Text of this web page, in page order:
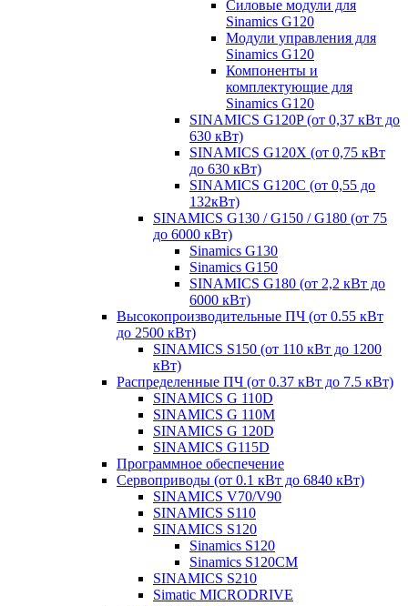
Силовые модули для
Sinamics G120
Модули управления для
Sinamics G120
Компоненты и
комплектующие для
Sinamics G120
SINAMICS G120P (от 0,37 кВт до
630 кВт)
SINAMICS G120X (от 0,75 кВт
до 630 кВт)
SINAMICS G120C (от 0,55 до
132кВт)
SINAMICS G130 / G150 / G180 (от 75
до 6000 кВт)
Sinamics G130
Sinamics G150
SINAMICS G180 (от 2,2 кВт до
6000 кВт)
Высокопроизводительные ПЧ (от 0.55 кВт
до 2500 кВт)
SINAMICS S150 (от 110 кВт до 1200
кВт)
Распределенные ПЧ (от 0.37 кВт до 7.5 кВт)
SINAMICS G 110D
SINAMICS G 110M
SINAMICS G 120D
SINAMICS G115D
Программное обеспечение
Сервоприводы (от 0.1 кВт до 6840 кВт)
SINAMICS V70/V90
SINAMICS S110
SINAMICS S120
Sinamics S120
Sinamics S120CM
SINAMICS S210
Simatic MICRODRIVE